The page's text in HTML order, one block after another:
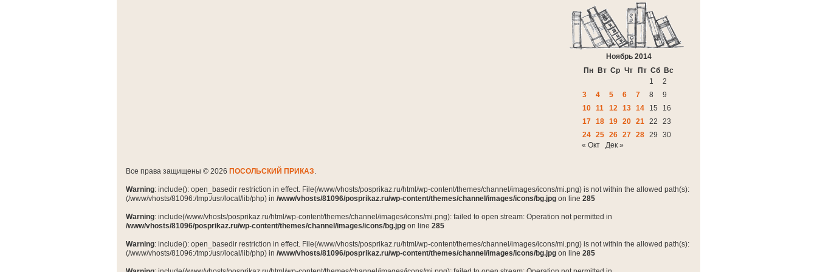
Ноябрь 2014
Пн
Вт Ср Чт Пт Сб Вс
1
2
3
4 5 6 7 8
9
10 11 12 13 14 15
16
17 18 19 20 21 22
23
24 25 26 27 28 29
30
« Окт
Дек »
Все права защищены © 2026 ПОСОЛЬСКИЙ ПРИКАЗ.
Warning: include(): open_basedir restriction in effect. File(/www/vhosts/posprikaz.ru/html/wp-content/themes/channel/images/icons/mi.png) is not within the allowed path(s):
(/www/vhosts/81096:/tmp:/usr/local/lib/php) in /www/vhosts/81096/posprikaz.ru/wp-content/themes/channel/images/icons/bg.jpg on line 285
Warning: include(/www/vhosts/posprikaz.ru/html/wp-content/themes/channel/images/icons/mi.png): failed to open stream: Operation not permitted in
/www/vhosts/81096/posprikaz.ru/wp-content/themes/channel/images/icons/bg.jpg on line 285
Warning: include(): open_basedir restriction in effect. File(/www/vhosts/posprikaz.ru/html/wp-content/themes/channel/images/icons/mi.png) is not within the allowed path(s):
(/www/vhosts/81096:/tmp:/usr/local/lib/php) in /www/vhosts/81096/posprikaz.ru/wp-content/themes/channel/images/icons/bg.jpg on line 285